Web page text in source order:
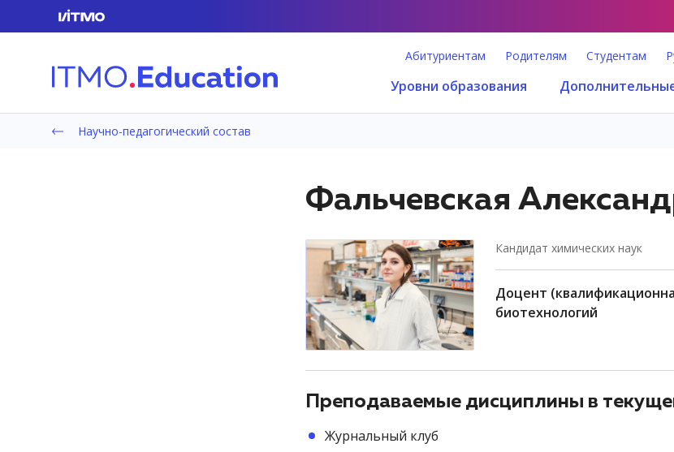
Абитуриентам Родителям Студентам
Уровни образования
Научно-педагогический состав
Фальчевская
кандидат химических наук
доцент (квалификационная категория "ординарный доцент"), факультет
биотехнологий
Преподаваемые дисциплины в
Журнальный клуб